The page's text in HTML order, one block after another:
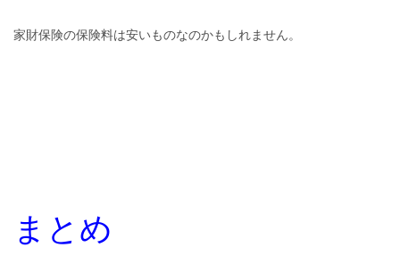
家財保険の保険料は安いものなのかもしれません。
まとめ